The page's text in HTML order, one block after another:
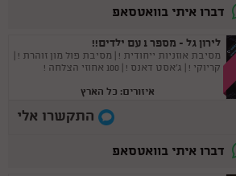
דברו איתי בוואטסאפ
לירון גל - מספר 1 עם ילדים!!
מסיבת אוזניות ייחודית ! | מסיבת פול מון זוהרת ! |
קריוקי ! | ג'אסט דאנס ! | 100 אחוזי הצלחה !
איזורים: כל הארץ
התקשרו אלי
דברו איתי בוואטסאפ